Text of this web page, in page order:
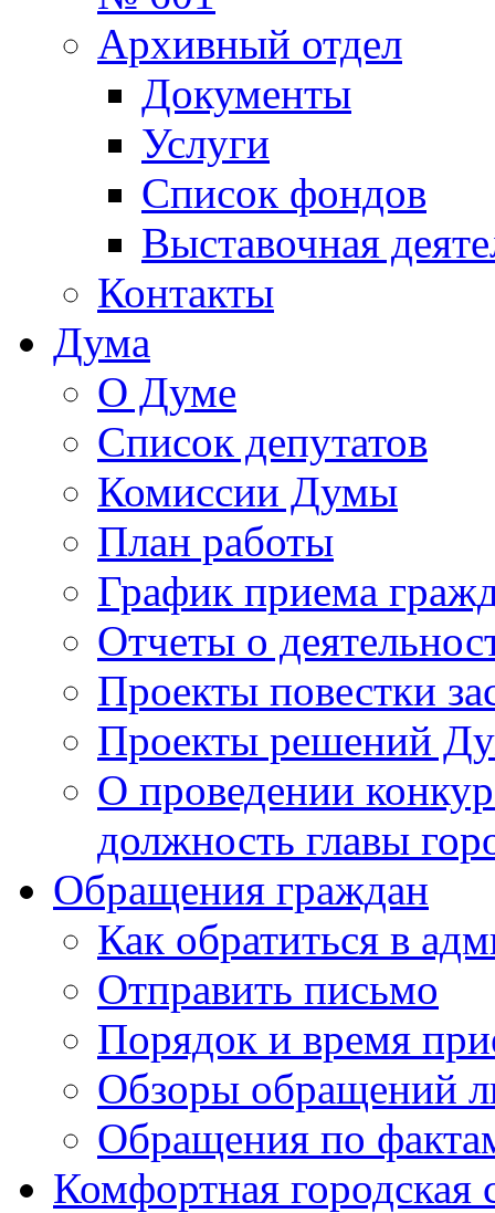
Архивный отдел
Документы
Услуги
Список фондов
Выставочная
Контакты
Дума
О Думе
Список депутатов
Комиссии Думы
План работы
График приема
Отчеты о
Проекты повестки
Проекты решений
О проведении
должность главы
Обращения граждан
Как обратиться в
Отправить письмо
Порядок и время
Обзоры обращений
Обращения по
Комфортная городская